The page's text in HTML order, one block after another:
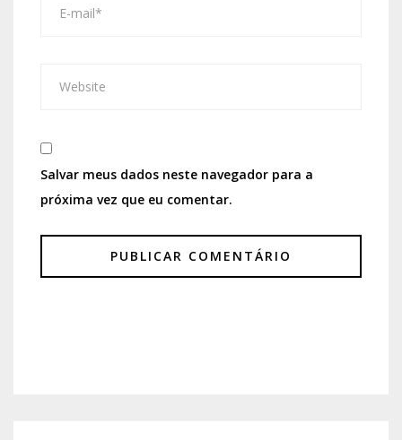
Salvar meus dados neste navegador para a
próxima vez que eu comentar.